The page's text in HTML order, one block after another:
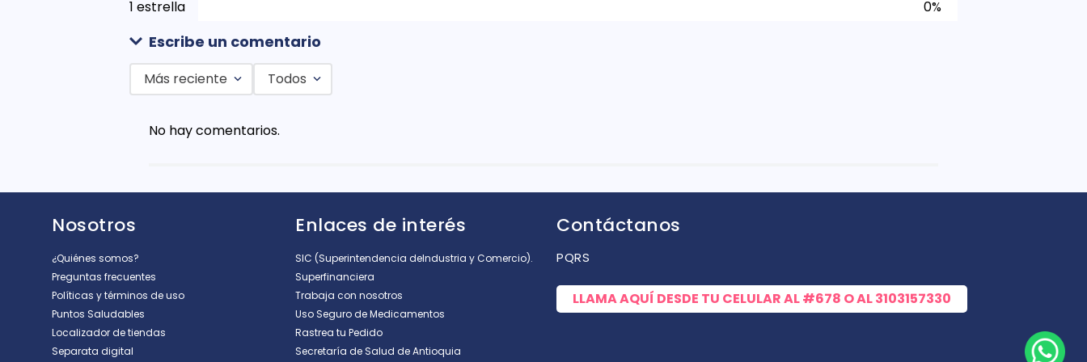
1 estrella 0%
Escribe un comentario
Título
Más reciente Todos
No hay comentarios.
Nosotros
¿Quiénes somos?
Preguntas frecuentes
Políticas y términos de uso
Puntos Saludables
Localizador de tiendas
Separata digital
Enlaces de interés
SIC (Superintendencia deIndustria y Comercio).
Superfinanciera
Trabaja con nosotros
Uso Seguro de Medicamentos
Rastrea tu Pedido
Secretaría de Salud de Antioquia
Contáctanos
PQRS
LLAMA AQUÍ DESDE TU CELULAR AL#678 O AL3103157330